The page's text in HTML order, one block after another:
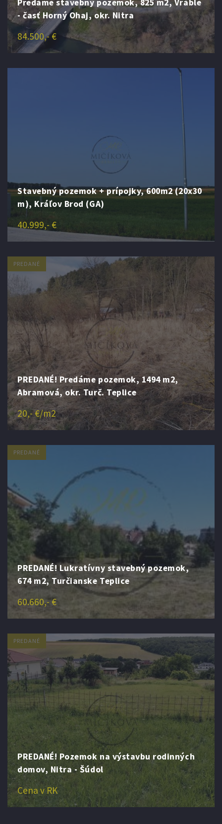
Predáme stavebný pozemok, 825 m2, Vráble
- časť Horný Ohaj, okr. Nitra
84.500,- €
Stavebný pozemok + prípojky, 600m2 (20x30
m), Kráľov Brod (GA)
40.999,- €
PREDANÉ
PREDANÉ! Predáme pozemok, 1494 m2,
Abramová, okr. Turč. Teplice
20,- €/m2
PREDANÉ
PREDANÉ! Lukratívny stavebný pozemok,
674 m2, Turčianske Teplice
60.660,- €
PREDANÉ
PREDANÉ! Pozemok na výstavbu rodinných
domov, Nitra - Šúdol
Cena v RK